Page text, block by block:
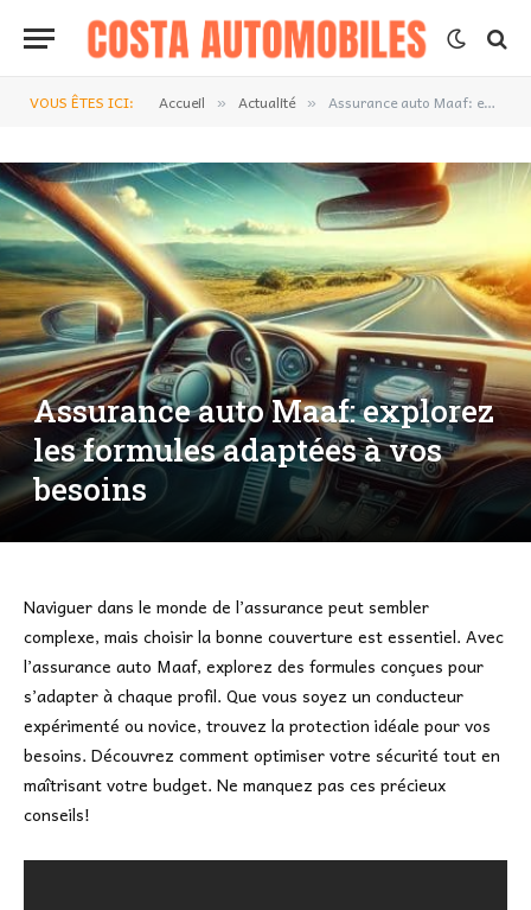
VOUS ÊTES ICI: Accueil » Actualité » Assurance auto Maaf: explorez les formules adaptées à vos besoins
Assurance auto Maaf: explorez
les formules adaptées à vos
besoins
Naviguer dans le monde de l’assurance peut sembler
complexe, mais choisir la bonne couverture est essentiel. Avec
l’assurance auto Maaf, explorez des formules conçues pour
s’adapter à chaque profil. Que vous soyez un conducteur
expérimenté ou novice, trouvez la protection idéale pour vos
besoins. Découvrez comment optimiser votre sécurité tout en
maîtrisant votre budget. Ne manquez pas ces précieux
conseils!